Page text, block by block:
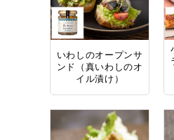
いわしのオープンサ
ンド（真いわしのオ
イル漬け）